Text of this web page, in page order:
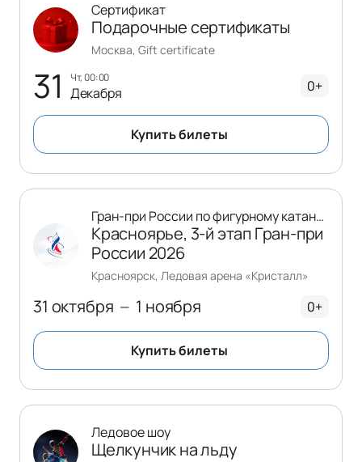
31 чт, 00:00
Декабря
Сертификат
Подарочные сертификаты
Москва, Gift certificate
0+
Купить билеты
31 октября — 1 ноября
Гран-при России по фигурному катанию
Красноярье, 3-й этап Гран-при
России 2026
Красноярск, Ледовая арена «Кристалл»
0+
Купить билеты
Ледовое шоу
Щелкунчик на льду